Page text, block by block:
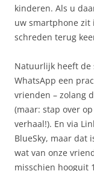
kinderen. Als u
uw smartphone zit
schreden terug
Natuurlijk heeft de
WhatsApp een
vrienden – zolang
(maar: stap over
verhaal!). En via
BlueSky, maar dat
wat van onze
misschien hooguit